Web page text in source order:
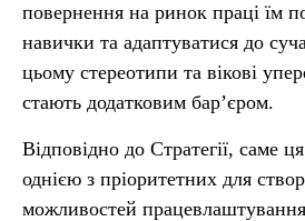
повернення на ринок праці їм
навички та адаптуватися до
цьому стереотипи та вікові
стають додатковим бар’єром.
Відповідно до Стратегії, саме
однією з пріоритетних для
можливостей